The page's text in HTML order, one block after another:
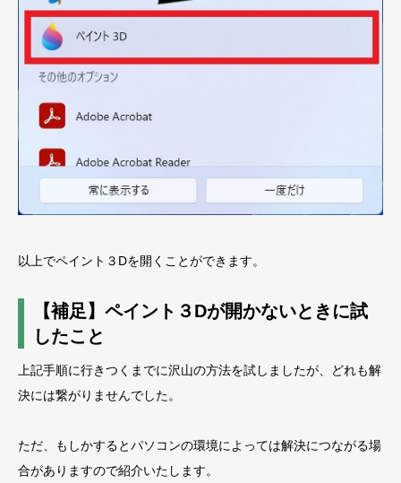
以上でペイント３Dを開くことができます。
【補足】ペイント３Dが開かないときに試
したこと
上記手順に行きつくまでに沢山の方法を試しましたが、どれも解
決には繋がりませんでした。
ただ、もしかするとパソコンの環境によっては解決につながる場
合がありますので紹介いたします。